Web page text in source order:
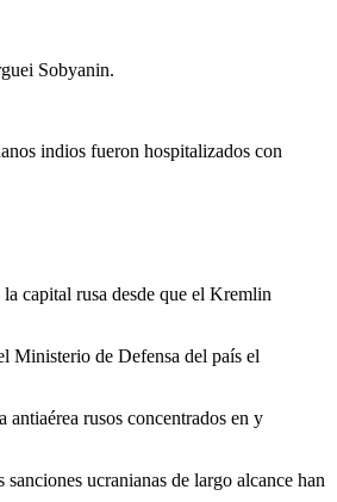
Sobyanin.
indios fueron hospitalizados con
capital rusa desde que el Kremlin
Ministerio de Defensa del país el
rusos concentrados en y
ucranianas de largo alcance han